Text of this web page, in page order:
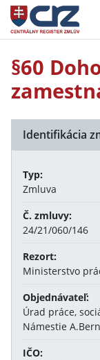
§60
Identifikácia
Typ:
Zmluva
Č. zmluvy:
24/21/060/146
Rezort:
Ministerstvo
Objednávateľ:
Úrad práce,
Námestie
IČO: